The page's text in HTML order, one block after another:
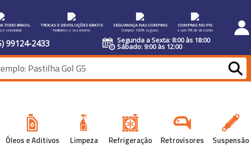
TODO BRASIL
e velocidade
TROCAS E DEVOLUÇÕES GRATIS
Facilitamos o seu retorno
SEGURANÇA NAS COMPRAS
Compras 100% seguras
COMPRAS NO PIX
e com 5% de desconto
99124-2433 Segunda a Sexta: 8:00 às 18:00
Sábado: 9:00 às 12:00
Óleos e Aditivos Limpeza Refrigeração Retrovisores Suspensão